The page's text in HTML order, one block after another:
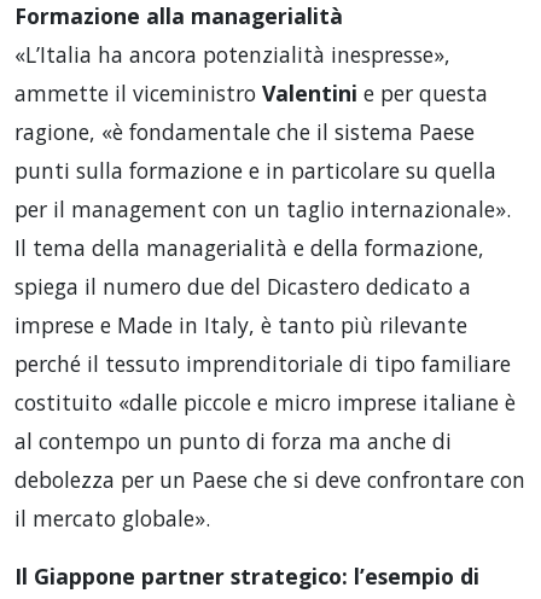
Formazione alla managerialità
«L’Italia ha ancora potenzialità inespresse»,
ammette il viceministro Valentini e per questa
ragione, «è fondamentale che il sistema Paese
punti sulla formazione e in particolare su quella
per il management con un taglio internazionale».
Il tema della managerialità e della formazione,
spiega il numero due del Dicastero dedicato a
imprese e Made in Italy, è tanto più rilevante
perché il tessuto imprenditoriale di tipo familiare
costituito «dalle piccole e micro imprese italiane è
al contempo un punto di forza ma anche di
debolezza per un Paese che si deve confrontare con
il mercato globale».
Il Giappone partner strategico: l’esempio di